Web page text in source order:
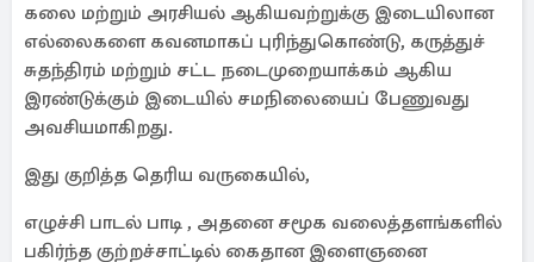
கலை மற்றும் அரசியல் ஆகியவற்றுக்கு இடையிலான
எல்லைகளை கவனமாகப் புரிந்துகொண்டு, கருத்துச்
சுதந்திரம் மற்றும் சட்ட நடைமுறையாக்கம் ஆகிய
இரண்டுக்கும் இடையில் சமநிலையைப் பேணுவது
அவசியமாகிறது.
இது குறித்த தெரிய வருகையில்,
எழுச்சி பாடல் பாடி , அதனை சமூக வலைத்தளங்களில்
பகிர்ந்த குற்றச்சாட்டில் கைதான இளைஞனை